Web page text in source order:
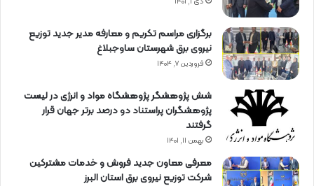
برگزاری مراسم تكریم و معارفه مدیر جدید توزیع
نیروی برق شهرستان ساوجبلاغ
فروردین ۷, ۱۴۰۴
شش پژوهشگر پژوهشگاه مواد و انرژی در لیست
پژوهشگران پراستناد دو درصد برتر جهان قرار
گرفتند
بهمن ۱۱, ۱۴۰۱
معرفی معاون جدید فروش و خدمات مشتركین
شركت توزیع نیروی برق استان البرز